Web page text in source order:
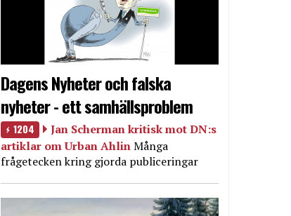
Dagens Nyheter och falska
nyheter - ett samhällsproblem
1204
Jan Scherman kritisk mot DN:s
artiklar om Urban AhlinMånga
frågetecken kring gjorda publiceringar